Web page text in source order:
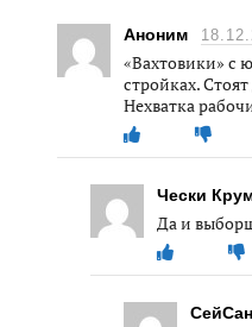
Аноним
«Вахтовики» с
стройках.
Нехватка
Чески
Да и